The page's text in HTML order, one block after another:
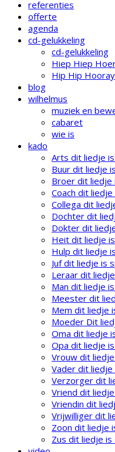
referenties
offerte
agenda
cd-gelukkeling
cd-gelukkeling
Hiep Hiep
Hip Hip
blog
wilhelmus
muziek en
cabaret
wie is
kado
Arts dit liedje
Buur dit liedje
Broer dit liedje
Coach dit
Collega dit
Dochter dit
Dokter dit
Heit dit liedje
Hulp dit liedje
Juf dit liedje is
Leraar dit
Man dit liedje
Meester dit
Mem dit liedje
Moeder Dit
Oma dit liedje
Opa dit liedje
Vrouw dit
Vader dit liedje
Verzorger dit
Vriend dit
Vriendin dit
Vrijwilliger dit
Zoon dit liedje
Zus dit liedje